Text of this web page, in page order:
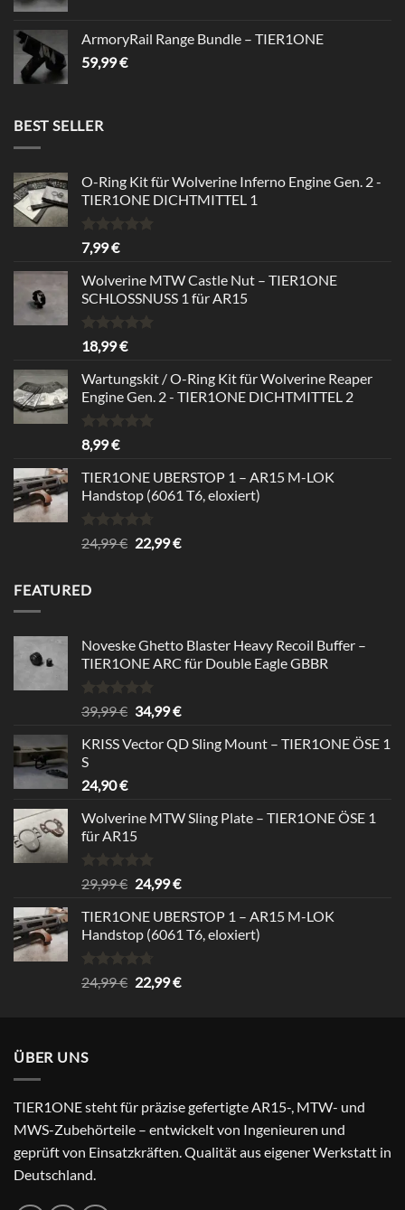
ArmoryRail Range Bundle – TIER1ONE
59,99€
BEST SELLER
O-Ring Kit für Wolverine Inferno Engine Gen. 2 -
TIER1ONE DICHTMITTEL 1
Rated
out of 5
7,99€
Wolverine MTW Castle Nut – TIER1ONE
SCHLOSSNUSS 1 für AR15
Rated5.00
out of 5
18,99€
Wartungskit / O-Ring Kit für Wolverine Reaper
Engine Gen. 2 - TIER1ONE DICHTMITTEL 2
Rated
out of 5
8,99€
TIER1ONE UBERSTOP 1 – AR15 M-LOK
Handstop (6061 T6, eloxiert)
Rated4.67
out of 5
24,99€ Original
22,99€Current
FEATURED
Noveske Ghetto Blaster Heavy Recoil Buffer –
TIER1ONE ARC für Double Eagle GBBR
Rated5.00
out of 5
39,99€ Original
was:
34,99€Current
is:
KRISS Vector QD Sling Mount – TIER1ONE ÖSE 1
S
24,90€
Wolverine MTW Sling Plate – TIER1ONE ÖSE 1
für AR15
Rated5.00
out of 5
29,99€ Original
was:
29,99 €.
24,99€Current
is:
24,99 €.
TIER1ONE UBERSTOP 1 – AR15 M-LOK
Handstop (6061 T6, eloxiert)
Rated4.67
out of 5
24,99€ Original
22,99€Current
ÜBER UNS
TIER1ONE steht für präzise gefertigte AR15-, MTW- und
MWS-Zubehörteile – entwickelt von Ingenieuren und
geprüft von Einsatzkräften. Qualität aus eigener Werkstatt in
Deutschland.